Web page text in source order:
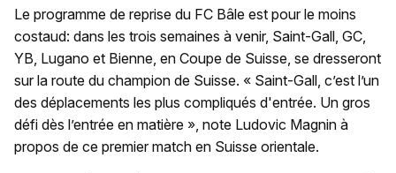
Le programme de reprise du FC Bâle est pour le moins
costaud: dans les trois semaines à venir, Saint-Gall, GC,
YB, Lugano et Bienne, en Coupe de Suisse, se dresseront
sur la route du champion de Suisse. « Saint-Gall, c’est l’un
des déplacements les plus compliqués d'entrée. Un gros
défi dès l’entrée en matière », note Ludovic Magnin à
propos de ce premier match en Suisse orientale.